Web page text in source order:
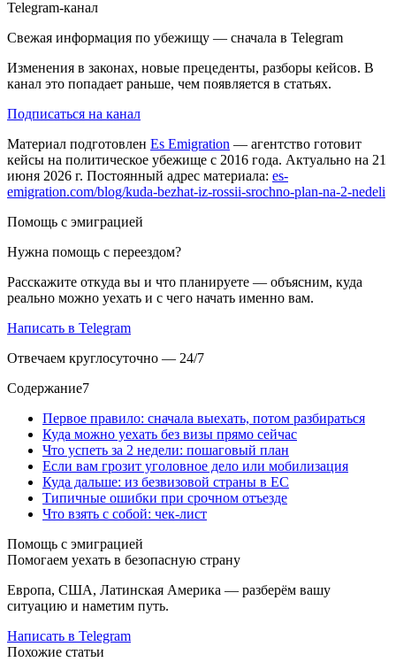
Telegram-канал
Свежая информация по убежищу — сначала в Telegram
Изменения в законах, новые прецеденты, разборы кейсов. В
канал это попадает раньше, чем появляется в статьях.
Подписаться на канал
Материал подготовлен Es Emigration — агентство готовит
кейсы на политическое убежище с 2016 года. Актуально на 21
июня 2026 г. Постоянный адрес материала: es-
emigration.com/blog/kuda-bezhat-iz-rossii-srochno-plan-na-2-nedeli
Помощь с эмиграцией
Нужна помощь с переездом?
Расскажите откуда вы и что планируете — объясним, куда
реально можно уехать и с чего начать именно вам.
Написать в Telegram
Отвечаем круглосуточно — 24/7
Содержание7
Первое правило: сначала выехать, потом разбираться
Куда можно уехать без визы прямо сейчас
Что успеть за 2 недели: пошаговый план
Если вам грозит уголовное дело или мобилизация
Куда дальше: из безвизовой страны в ЕС
Типичные ошибки при срочном отъезде
Что взять с собой: чек-лист
Помощь с эмиграцией
Помогаем уехать в безопасную страну
Европа, США, Латинская Америка — разберём вашу
ситуацию и наметим путь.
Написать в Telegram
Похожие статьи